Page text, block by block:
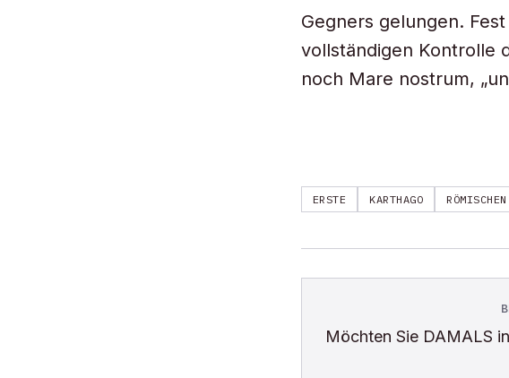
Gegners gelungen.
vollständigen Kontrolle
noch Mare nostrum,
ERSTE KARTHAGO RÖMISCHEN
Möchten Sie DAMALS